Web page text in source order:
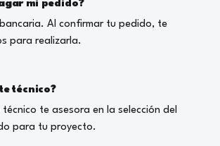
mi pedido?
Al confirmar tu pedido, te
para realizarla.
técnico?
te asesora en la selección del
para tu proyecto.